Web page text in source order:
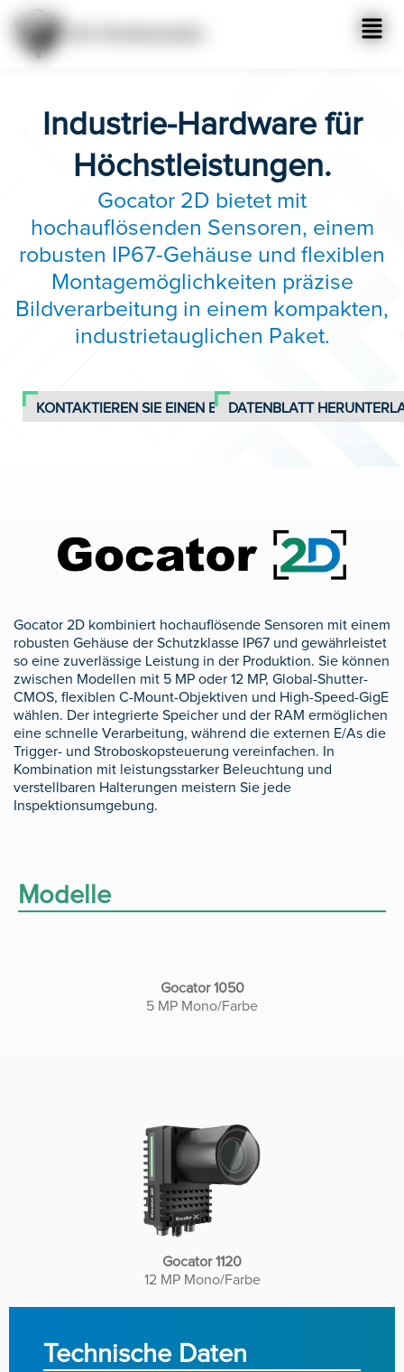
Industrie-Hardware für
Höchstleistungen.
Gocator 2D bietet mit
hochauflösenden Sensoren, einem
robusten IP67-Gehäuse und flexiblen
Montagemöglichkeiten präzise
Bildverarbeitung in einem kompakten,
industrietauglichen Paket.
KONTAKTIEREN SIE EINEN EXPERTEN
DATENBLATT
Gocator 2D kombiniert hochauflösende Sensoren mit einem
robusten Gehäuse der Schutzklasse IP67 und gewährleistet
so eine zuverlässige Leistung in der Produktion. Sie können
zwischen Modellen mit 5 MP oder 12 MP, Global-Shutter-
CMOS, flexiblen C-Mount-Objektiven und High-Speed-GigE
wählen. Der integrierte Speicher und der RAM ermöglichen
eine schnelle Verarbeitung, während die externen E/As die
Trigger- und Stroboskopsteuerung vereinfachen. In
Kombination mit leistungsstarker Beleuchtung und
verstellbaren Halterungen meistern Sie jede
Inspektionsumgebung.
Modelle
Gocator 1050
5 MP Mono/Farbe
Gocator 1120
12 MP Mono/Farbe
Technische Daten